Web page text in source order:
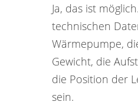
Ja, das ist
technischen
Wärmepumpe,
Gewicht, die
die Position der
sein.